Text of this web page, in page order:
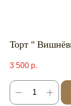
Торт "
3 500 р.